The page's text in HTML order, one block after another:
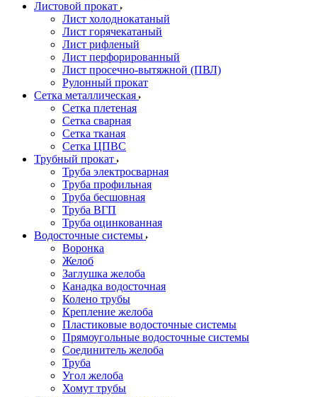
Листовой прокат
Лист холоднокатаный
Лист горячекатаный
Лист рифленый
Лист перфорированный
Лист просечно-вытяжной (ПВЛ)
Рулонный прокат
Сетка металлическая
Сетка плетеная
Сетка сварная
Сетка тканая
Сетка ЦПВС
Трубный прокат
Труба электросварная
Труба профильная
Труба бесшовная
Труба ВГП
Труба оцинкованная
Водосточные системы
Воронка
Желоб
Заглушка желоба
Канадка водосточная
Колено трубы
Крепление желоба
Пластиковые водосточные системы
Прямоугольные водосточные системы
Соединитель желоба
Труба
Угол желоба
Хомут трубы